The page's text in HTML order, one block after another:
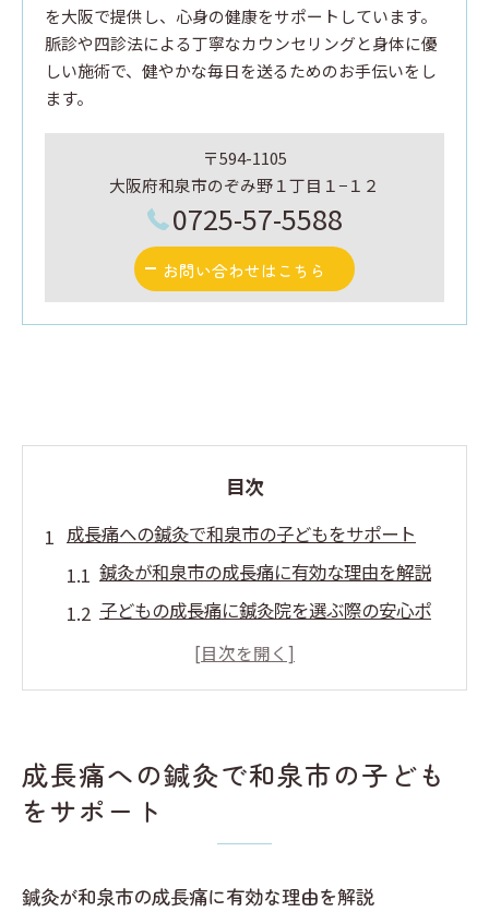
を大阪で提供し、心身の健康をサポートしています。
脈診や四診法による丁寧なカウンセリングと身体に優
しい施術で、健やかな毎日を送るためのお手伝いをし
ます。
〒594-1105
大阪府和泉市のぞみ野１丁目１−１２
0725-57-5588
お問い合わせはこちら
目次
成長痛への鍼灸で和泉市の子どもをサポート
鍼灸が和泉市の成長痛に有効な理由を解説
子どもの成長痛に鍼灸院を選ぶ際の安心ポ
て
女性や子連れでも安心して通える鍼灸院の
やさしい鍼灸施術が成長痛に向く理由
成長痛への鍼灸で和泉市の子ども
をサポート
鍼灸が和泉市の成長痛に有効な理由を解説